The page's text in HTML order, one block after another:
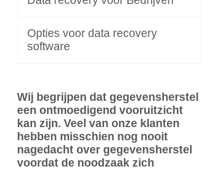
Opties voor data recovery
software
Wij begrijpen dat gegevensherstel
een ontmoedigend vooruitzicht
kan zijn. Veel van onze klanten
hebben misschien nog nooit
nagedacht over gegevensherstel
voordat de noodzaak zich